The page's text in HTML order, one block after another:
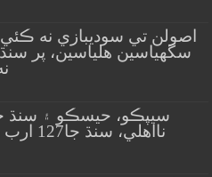
سگهياسين هلياسين، پر
سيپڪو، حيسڪو ۽
نااهلي، سنڌ جا127 ارب رپيا ٻڏي ويا؟